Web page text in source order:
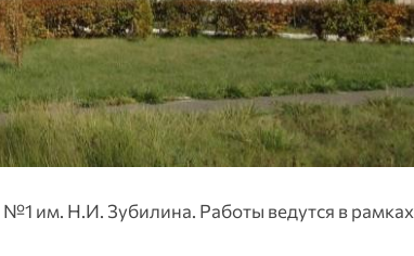
им. Н.И. Зубилина. Работы ведутся в рамках